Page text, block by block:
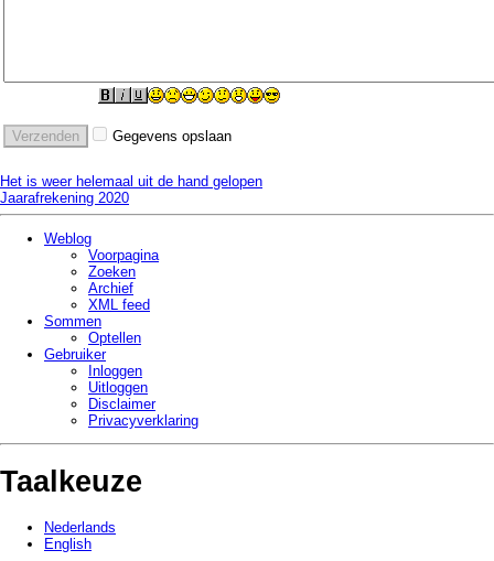
Gegevens opslaan
Het is weer helemaal uit de hand gelopen
Jaarafrekening 2020
Weblog
Voorpagina
Zoeken
Archief
XML feed
Sommen
Optellen
Gebruiker
Inloggen
Uitloggen
Disclaimer
Privacy­verklaring
Taalkeuze
Nederlands
English